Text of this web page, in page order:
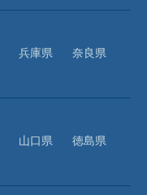
兵庫県
奈良県
山口県
徳島県